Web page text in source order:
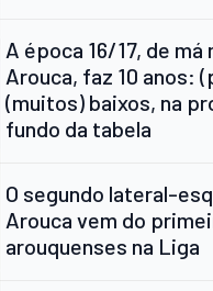
A época 16/17, de
Arouca, faz 10 anos:
(muitos) baixos, na
fundo da tabela
O segundo lateral-
Arouca vem do
arouquenses na Liga